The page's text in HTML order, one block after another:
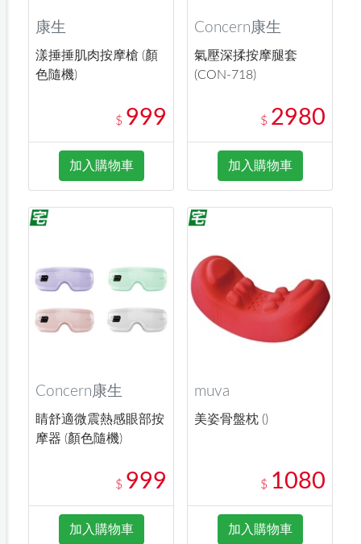
康生
漾捶捶肌肉按摩槍 (顏
色隨機)
$ 999
加入購物車
Concern康生
氣壓深揉按摩腿套
(CON-718)
$ 2980
加入購物車
Concern康生
睛舒適微震熱感眼部按
摩器 (顏色隨機)
$ 999
加入購物車
muva
美姿骨盤枕 ()
$ 1080
加入購物車